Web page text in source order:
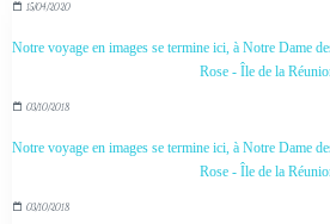
15/04/2020
Notre voyage en images se termine ici, à Notre Dame
Rose - Île de la
03/10/2018
Notre voyage en images se termine ici, à Notre Dame
Rose - Île de la
03/10/2018